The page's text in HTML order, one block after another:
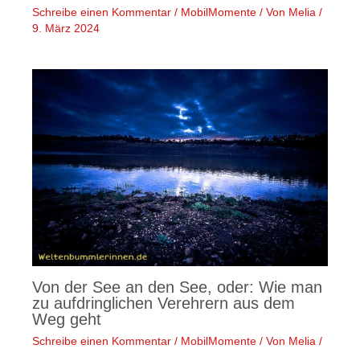
Schreibe einen Kommentar / MobilMomente / Von Melia /
9. März 2024
Von der See an den See, oder: Wie man
zu aufdringlichen Verehrern aus dem
Weg geht
Schreibe einen Kommentar / MobilMomente / Von Melia /